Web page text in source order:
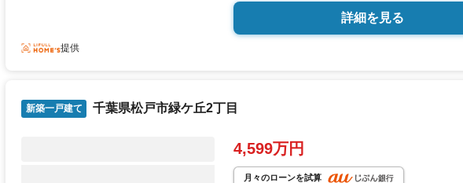
詳細を見る
提供
新築一戸建て 千葉県松戸市緑ケ丘2丁目
4,599万円
月々のローンを試算